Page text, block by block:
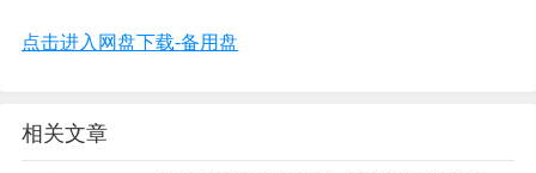
点击进入网盘下载-备用盘
相关文章